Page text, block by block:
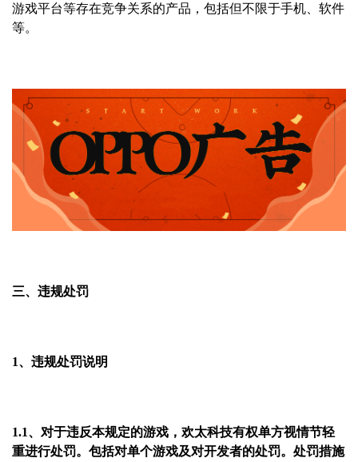
游戏平台等存在竞争关系的产品，包括但不限于手机、软件
等。
三、违规处罚
1、违规处罚说明
1.1、对于违反本规定的游戏，欢太科技有权单方视情节轻
重进行处罚。包括对单个游戏及对开发者的处罚。处罚措施